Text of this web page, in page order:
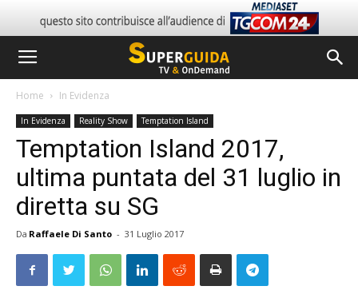
Home In Evidenza
In Evidenza Reality Show Temptation Island
Temptation Island 2017,
ultima puntata del 31 luglio in
diretta su SG
Da Raffaele Di Santo - 31 Luglio 2017